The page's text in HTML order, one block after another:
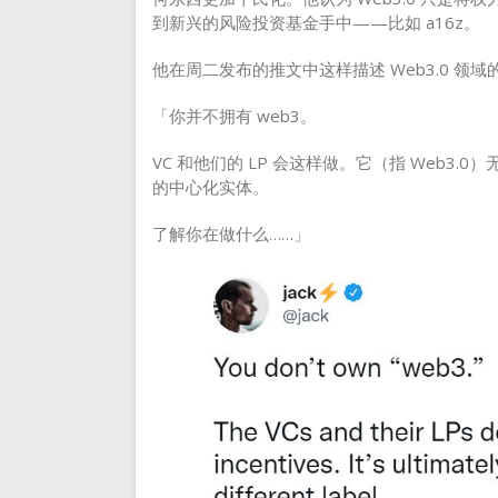
到新兴的风险投资基金手中——比如 a16z。
他在周二发布的推文中这样描述 Web3.0 领域
「你并不拥有 web3。
VC 和他们的 LP 会这样做。它（指 Web3.0
的中心化实体。
了解你在做什么……」